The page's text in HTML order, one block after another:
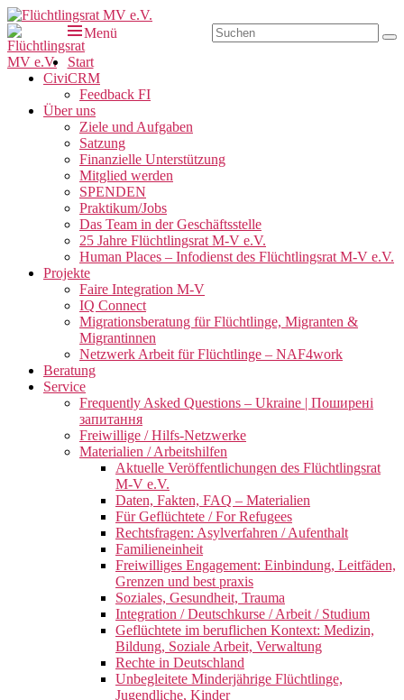
Zum
Inhalt
springen
Flüchtlingsrat MV e.V.
Schwerin
Suchen
nach:
Menü
Primäres
Menü
Start
CiviCRM
Feedback FI
Über uns
Ziele und Aufgaben
Satzung
Finanzielle Unterstützung
Mitglied werden
SPENDEN
Praktikum/Jobs
Das Team in der Geschäftsstelle
25 Jahre Flüchtlingsrat M-V e.V.
Human Places – Infodienst des Flüchtlingsrat M-V e.V.
Projekte
Faire Integration M-V
IQ Connect
Migrationsberatung für Flüchtlinge, Migranten &
Migrantinnen
Netzwerk Arbeit für Flüchtlinge – NAF4work
Beratung
Service
Frequently Asked Questions – Ukraine | Поширені
запитання
Freiwillige / Hilfs-Netzwerke
Materialien / Arbeitshilfen
Aktuelle Veröffentlichungen des Flüchtlingsrat
M-V e.V.
Daten, Fakten, FAQ – Materialien
Für Geflüchtete / For Refugees
Rechtsfragen: Asylverfahren / Aufenthalt
Familieneinheit
Freiwilliges Engagement: Einbindung, Leitfäden,
Grenzen und best praxis
Soziales, Gesundheit, Trauma
Integration / Deutschkurse / Arbeit / Studium
Geflüchtete im beruflichen Kontext: Medizin,
Bildung, Soziale Arbeit, Verwaltung
Rechte in Deutschland
Unbegleitete Minderjährige Flüchtlinge,
Jugendliche, Kinder